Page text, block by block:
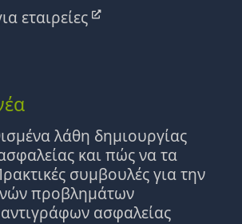
εταιρείες
λάθη δημιουργίας
και πώς να τα
συμβουλές για την
προβλημάτων
ασφαλείας